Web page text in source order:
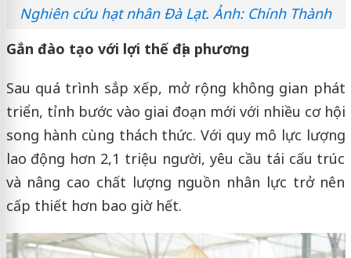
Nghiên cứu hạt nhân Đà Lạt. Ảnh: Chính Thành
Gắn đào tạo với lợi thế địa phương
Sau quá trình sắp xếp, mở rộng không gian phát
triển, tỉnh bước vào giai đoạn mới với nhiều cơ hội
song hành cùng thách thức. Với quy mô lực lượng
lao động hơn 2,1 triệu người, yêu cầu tái cấu trúc
và nâng cao chất lượng nguồn nhân lực trở nên
cấp thiết hơn bao giờ hết.